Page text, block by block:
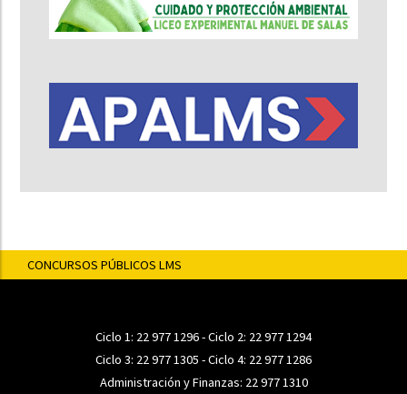
CONCURSOS PÚBLICOS LMS
Ciclo 1: 22 977 1296- Ciclo 2: 22 977 1294
Ciclo 3: 22 977 1305 - Ciclo 4: 22 977 1286
Administración y Finanzas: 22 977 1310